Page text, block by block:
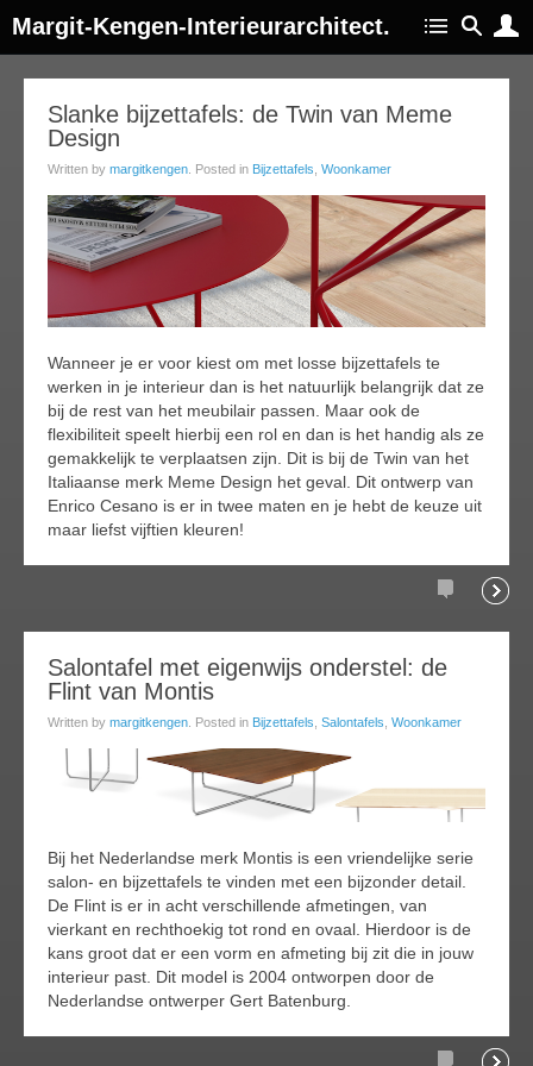
Margit-Kengen-Interieurarchitect.
Slanke bijzettafels: de Twin van Meme
Design
Written by margitkengen . Posted in Bijzettafels Woonkamer
Wanneer je er voor kiest om met losse bijzettafels te
werken in je interieur dan is het natuurlijk belangrijk dat ze
bij de rest van het meubilair passen. Maar ook de
flexibiliteit speelt hierbij een rol en dan is het handig als ze
gemakkelijk te verplaatsen zijn. Dit is bij de Twin van het
Italiaanse merk Meme Design het geval. Dit ontwerp van
Enrico Cesano is er in twee maten en je hebt de keuze uit
maar liefst vijftien kleuren!
Comments
Salontafel met eigenwijs onderstel: de
Flint van Montis
Written by margitkengen . Posted in Bijzettafels Salontafels Woonkamer
Bij het Nederlandse merk Montis is een vriendelijke serie
salon- en bijzettafels te vinden met een bijzonder detail.
De Flint is er in acht verschillende afmetingen, van
vierkant en rechthoekig tot rond en ovaal. Hierdoor is de
kans groot dat er een vorm en afmeting bij zit die in jouw
interieur past. Dit model is 2004 ontworpen door de
Nederlandse ontwerper Gert Batenburg.